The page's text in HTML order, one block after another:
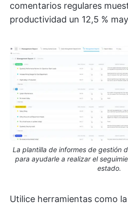
comentarios regulares
productividad un 12,5 %
La plantilla de informes de gestión
para ayudarle a realizar el
estado.
Utilice herramientas como la